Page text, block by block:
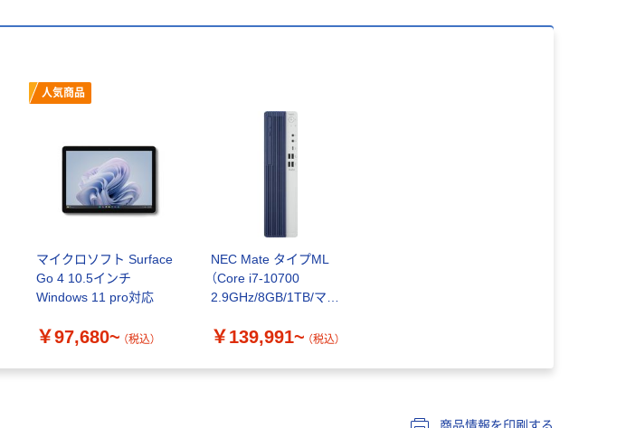
人気商品
マイクロソフト Surface
Go 4 10.5インチ
Windows 11 pro対応
￥97,680~ （税込）
NEC Mate タイプML
（Core i7-10700
2.9GHz/8GB/1TB/マル
￥139,991~ （税込）